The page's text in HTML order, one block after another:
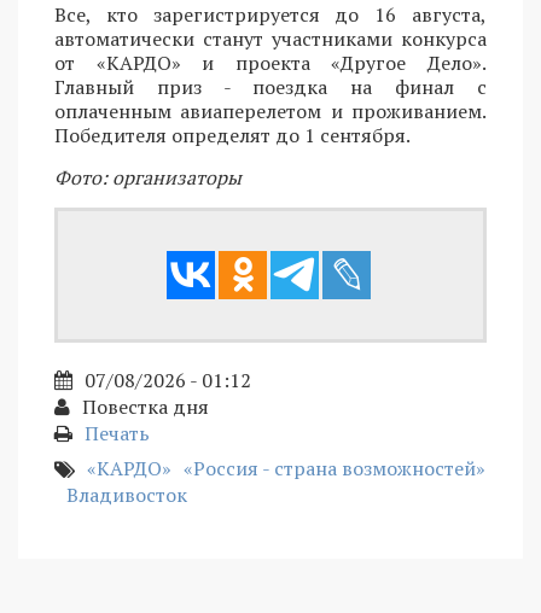
Все, кто зарегистрируется до 16 августа,
автоматически станут участниками конкурса
от «КАРДО» и проекта «Другое Дело».
Главный приз - поездка на финал с
оплаченным авиаперелетом и проживанием.
Победителя определят до 1 сентября.
Фото: организаторы
07/08/2026 - 01:12
Повестка дня
Печать
«КАРДО» «Россия - страна возможностей»
Владивосток